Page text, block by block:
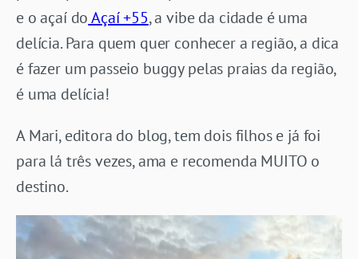
e o açaí doAçaí +55, a vibe da cidade é uma
delícia. Para quem quer conhecer a região, a dica
é fazer um passeio buggy pelas praias da região,
é uma delícia!
A Mari, editora do blog, tem dois filhos e já foi
para lá três vezes, ama e recomenda MUITO o
destino.